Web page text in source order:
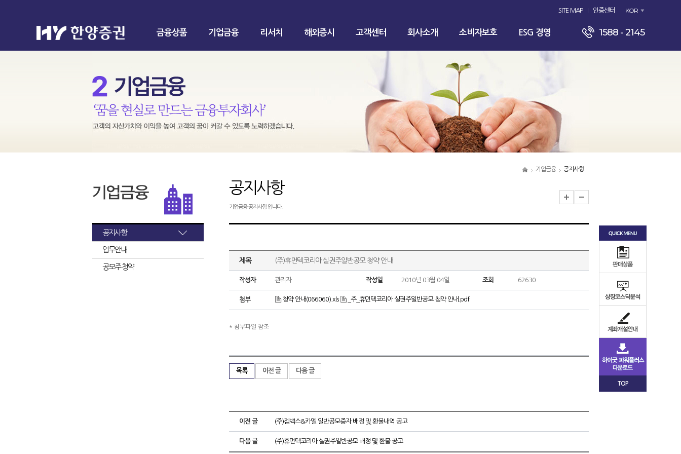
SITE MAP 인증센터 KOR
금융상품 기업금융 리서치 해외증시 고객센터 회사소개 소비자보호 ESG 경영 1588 - 2145
기업금융 공지사항
공지사항
업무안내
공모주 청약
공지사항
기업금융 공지사항 입니다.
제목 (주)휴먼텍코리아 실권주일반공모 청약 안내
작성자 관리자 작성일 2010년 03월 04일 조회 62630
첨부 청약 안내(066060).xls _주_휴먼텍코리아 실권주일반공모 청약 안내.pdf
* 첨부파일 참조
목록 이전 글 다음 글
이전 글 (주)젬백스&카엘 일반공모증자 배정 및 환불내역 공고
다음 글 (주)휴먼텍코리아 실권주일반공모 배정 및 환불 공고
TOP